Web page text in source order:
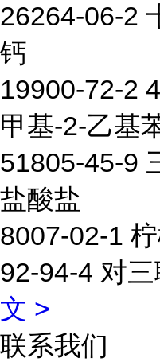
26264-06-2
钙
19900-72-2
甲基-2-乙基
51805-45-9
盐酸盐
8007-02-1
92-94-4 对
文 >
联系我们